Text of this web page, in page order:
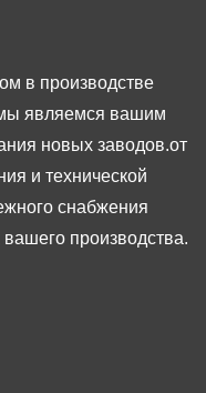
в производстве
являемся вашим
новых заводов.от
и технической
снабжения
производства.